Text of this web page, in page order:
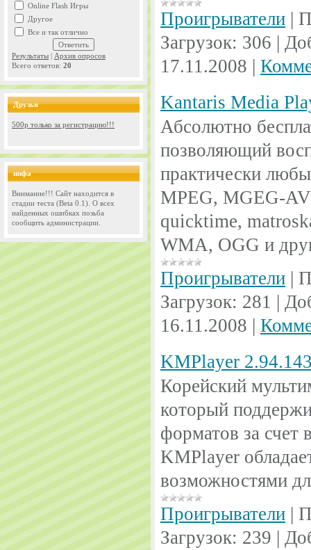
Online Flash Игры
Другое
Все и так отлично
Результаты | Архив опросов
Всего ответов: 20
Друзья
500р только за регистрацию!!!
инфа
Внимание!!! Сайт находится в
стадии теста (Beta 0.1). О всех
найденных ошибках позьба
сообщить администрации.
Проигрыватели |
Загрузок: 306 |
17.11.2008 |
Kantaris Media
Абсолютно
позволяющий
практически
MPEG, MGEG-
quicktime,
WMA, OGG и
Проигрыватели |
Загрузок: 281 |
16.11.2008 |
KMPlayer
Корейский
который
форматов за счет
KMPlayer
возможностями
Проигрыватели |
Загрузок: 239 |